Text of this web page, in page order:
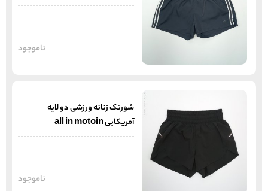
ناموجود
شورتک زنانه ورزشی دو لایه
آمریکایی all in motoin
ناموجود